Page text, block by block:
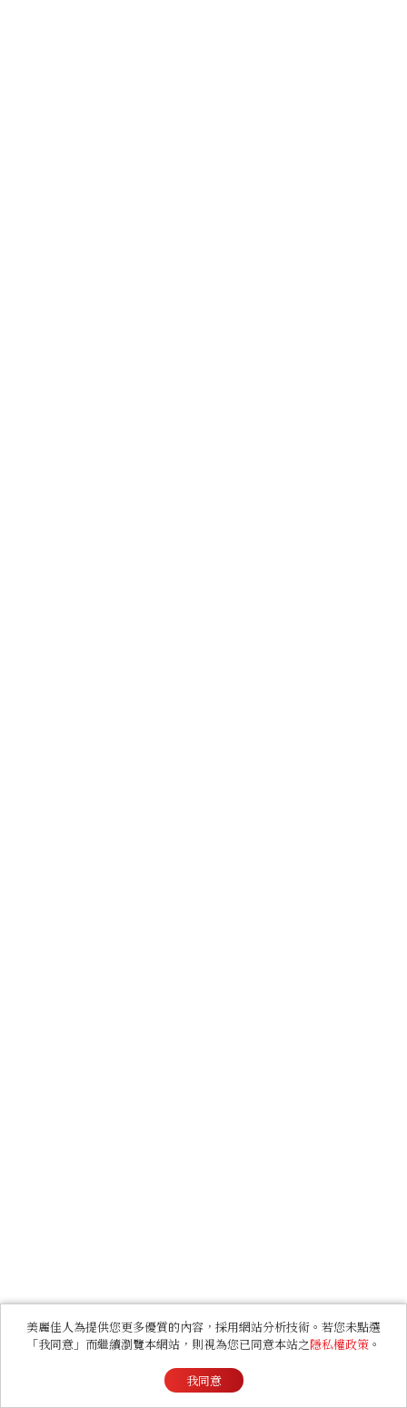
美麗佳人為提供您更多優質的內容，採用網站分析技術。若您未點選
「我同意」而繼續瀏覽本網站，則視為您已同意本站之隱私權政策 。
我同意